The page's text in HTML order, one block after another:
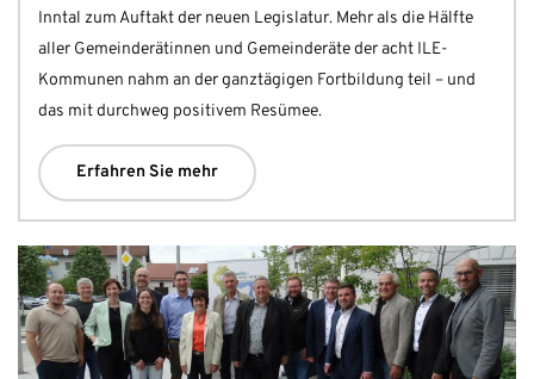
Inntal zum Auftakt der neuen Legislatur. Mehr als die Hälfte
aller Gemeinderätinnen und Gemeinderäte der acht ILE-
Kommunen nahm an der ganztägigen Fortbildung teil – und
das mit durchweg positivem Resümee.
Erfahren Sie mehr